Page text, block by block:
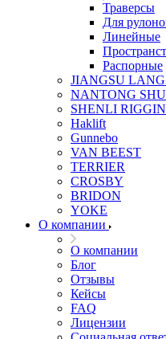
Траверсы
Для
Линейные
Распорные
JIANGSU
NANTONG
SHENLI
Haklift
Gunnebo
VAN BEEST
TERRIER
CROSBY
BRIDON
YOKE
О компании
О компании
Блог
Отзывы
Кейсы
FAQ
Лицензии